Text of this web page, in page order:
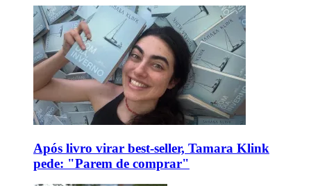
Após livro virar best-seller, Tamara Klink
pede: "Parem de comprar"